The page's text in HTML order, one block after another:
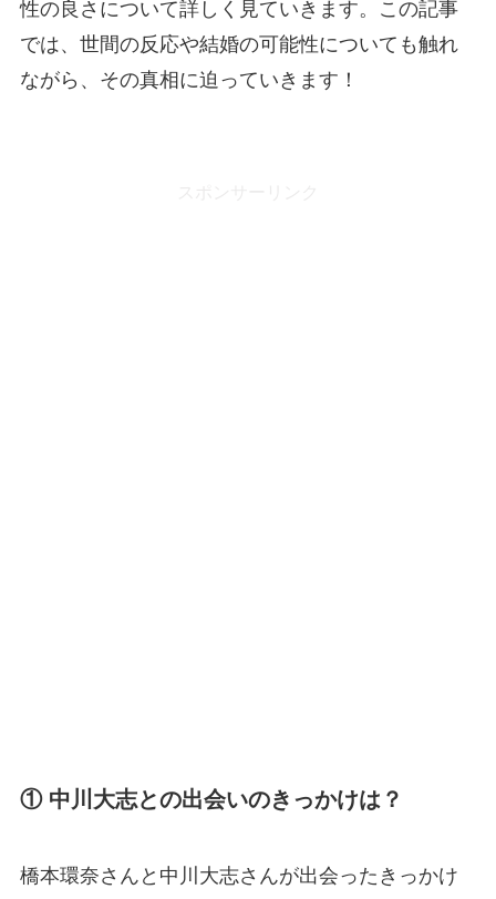
性の良さについて詳しく見ていきます。この記事
では、世間の反応や結婚の可能性についても触れ
ながら、その真相に迫っていきます！
① 中川大志との出会いのきっかけは？
橋本環奈さんと中川大志さんが出会ったきっかけ